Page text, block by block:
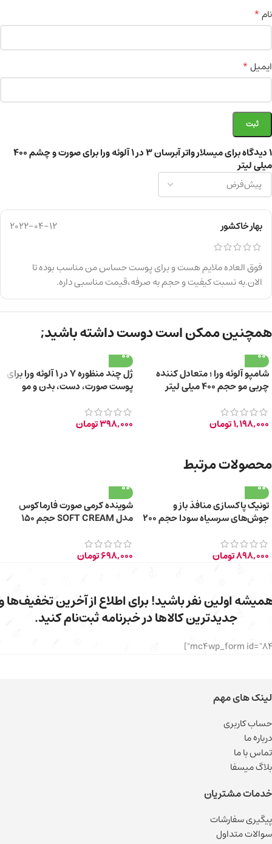
1 دیدگاه برای میسلار واتر آبرسان 3 در 1 آلوئه ورا برای صورت و چشم 400
میلی لیتر
بهار خاکشور 2022-04-12
فوق العاده ملایم هست و برای پوست حساس من مناسب بوده تا
الان.به نسبت کیفیت و حجم به صرفه،قیمت مناسبی داره.
نام*
ایمیل*
همچنین ممکن است دوست داشته باشید;
شامپو آلوئه ورا ؛ متعادل کننده
چربی مو حجم ۴۰۰ میلی لیتر
1,198,000تومان
ژل چند منظوره 7 در 1 آلوئه ورا برای
پوست صورت، دست، بدن و مو
398,000تومان
محصولات مرتبط
تونیک پاکسازی منافذ باز و
جوش‌های سرسیاه سودا حجم 200
898,000تومان
شوینده کرمی صورت فارماکوس
مدل SOFT CREAM حجم 150
698,000تومان
اولین نفر باشید! برای اطلاع از آخرین تخفیف‌ها
جدیدترین کالاها در خبرنامه ثبت‌نام کنید.
لینک های مهم
حساب کاربری
درباره ما
تماس با ما
بلاگ میسفا
خدمات مشتریان
پیگیری سفارشات
سوالات متداول